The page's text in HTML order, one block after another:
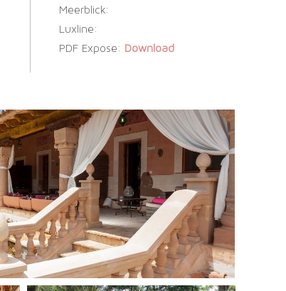
Meerblick:
Luxline:
PDF Expose: Download